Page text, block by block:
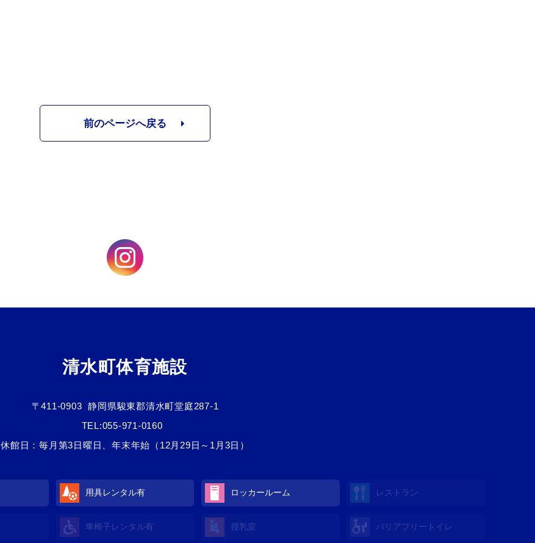
前のページへ戻る
清水町体育施設
〒411-0903
静岡県駿東郡清水町堂庭287-1
TEL:055-971-0160
休館日：毎月第3日曜日、年末年始（12月29日～1月3日）
用具レンタル有 ロッカールーム レストラン
車椅子レンタル有 授乳室 バリアフリートイレ